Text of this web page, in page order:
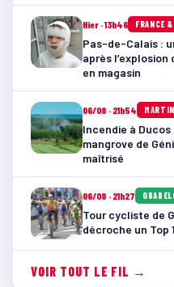
Hier · 13h46 FRANCE
Pas-de-Calais :
après
en magasin
06/08 · 21h54
Incendie à Ducos
mangrove de
maîtrisé
06/08 · 21h27
Tour cycliste de
décroche un Top
VOIR TOUT LE FIL →